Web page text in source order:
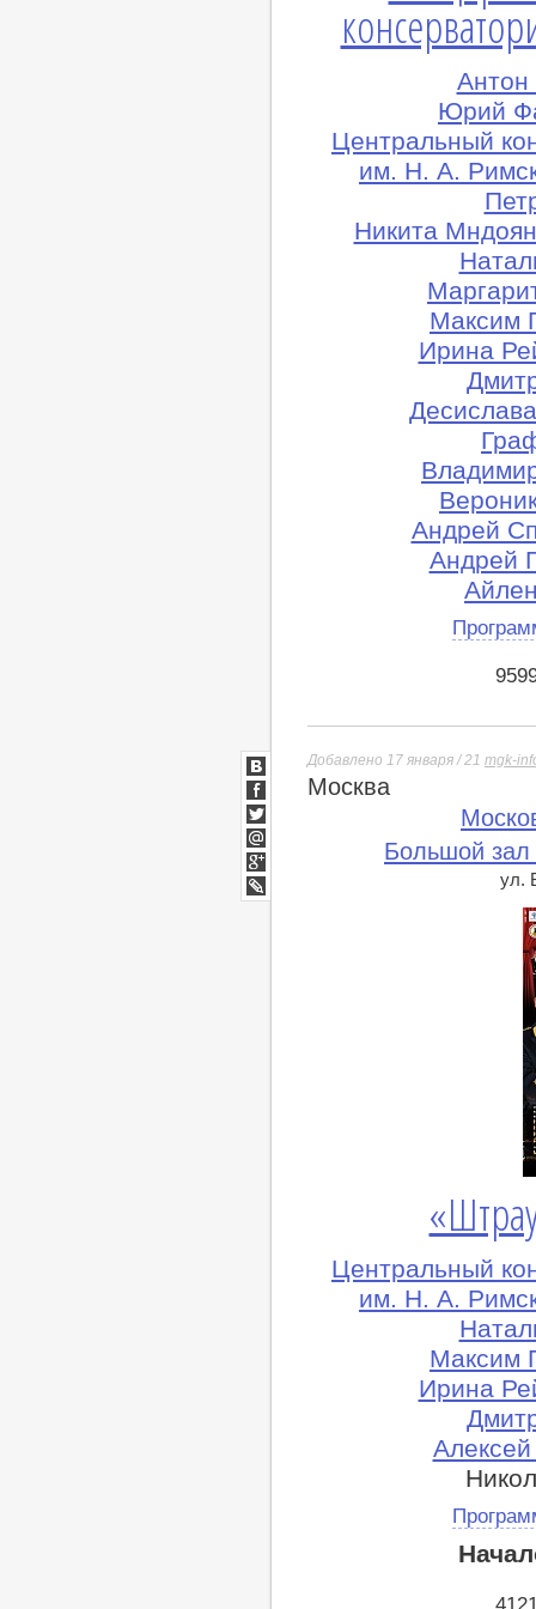
Юрий
Центральный
им. Н. А.
Никита
Максим
Ирина
Андрей
Андрей
Добавлено 17 января / 21 mgk-
Москва
Большой зал
ул.
Центральный
им. Н. А.
Максим
Ирина
ВКонтакте
Facebook
Twitter
Мой
Мир
Google+
lj